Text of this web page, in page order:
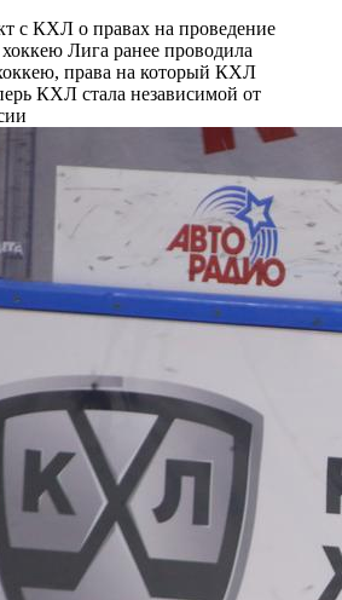
с КХЛ о правах на проведение
Лига ранее проводила
права на который КХЛ
КХЛ стала независимой от